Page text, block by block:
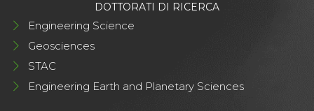
DOTTORATI DI RICERCA
Engineering Science
Geosciences
STAC
Engineering Earth and Planetary Sciences